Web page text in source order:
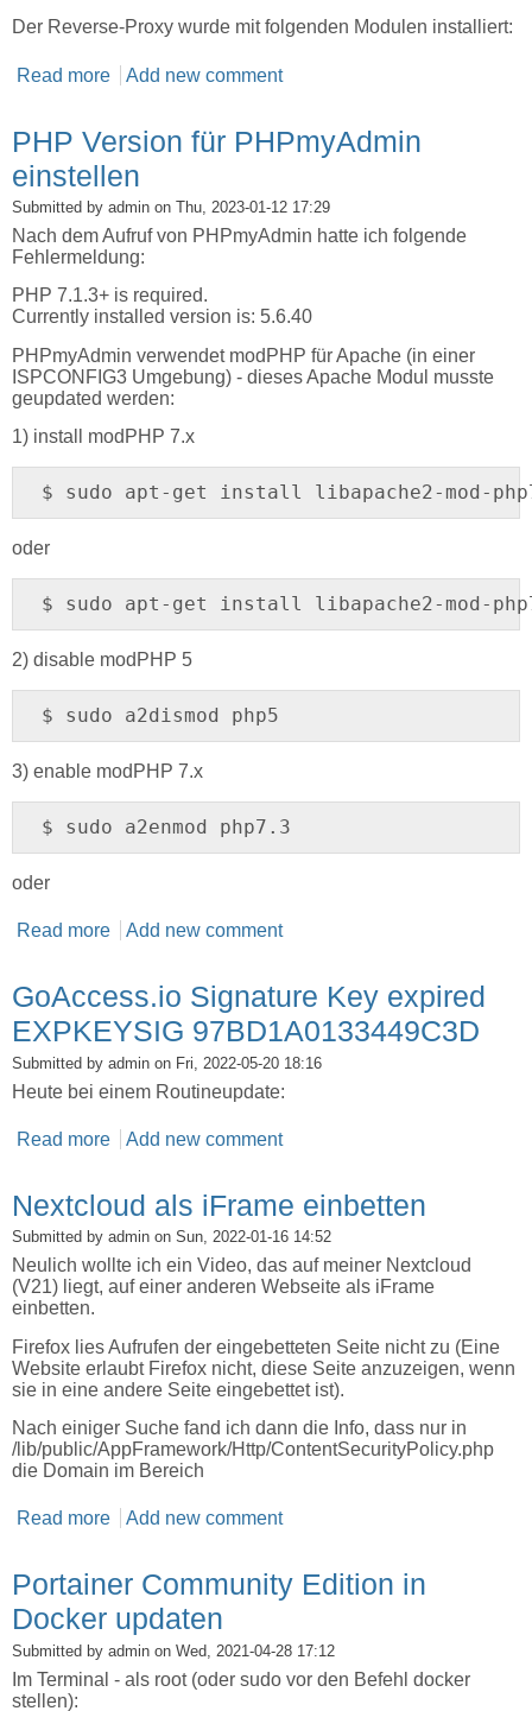
Der Reverse-Proxy wurde mit folgenden Modulen installiert:
Read more about Drupal 7 oder 8 hinter einem Apache
Add new comment
PHP Version für PHPmyAdmin
einstellen
Submitted by admin on Thu, 2023-01-12 17:29
Nach dem Aufruf von PHPmyAdmin hatte ich folgende
Fehlermeldung:
PHP 7.1.3+ is required.
Currently installed version is: 5.6.40
PHPmyAdmin verwendet modPHP für Apache (in einer
ISPCONFIG3 Umgebung) - dieses Apache Modul musste
geupdated werden:
1) install modPHP 7.x
$ sudo apt-get install libapache2-mod-
oder
$ sudo apt-get install libapache2-mod-
2) disable modPHP 5
$ sudo a2dismod php5
3) enable modPHP 7.x
$ sudo a2enmod php7.3
oder
Read more about PHP Version für PHPmyAdmin einstellen
Add new comment
GoAccess.io Signature Key expired
EXPKEYSIG 97BD1A0133449C3D
Submitted by admin on Fri, 2022-05-20 18:16
Heute bei einem Routineupdate:
Read more about GoAccess.io Signature Key expired
Add new comment
Nextcloud als iFrame einbetten
Submitted by admin on Sun, 2022-01-16 14:52
Neulich wollte ich ein Video, das auf meiner Nextcloud
(V21) liegt, auf einer anderen Webseite als iFrame
einbetten.
Firefox lies Aufrufen der eingebetteten Seite nicht zu (Eine
Website erlaubt Firefox nicht, diese Seite anzuzeigen, wenn
sie in eine andere Seite eingebettet ist).
Nach einiger Suche fand ich dann die Info, dass nur in
/lib/public/AppFramework/Http/ContentSecurityPolicy.php
die Domain im Bereich
Read more about Nextcloud als iFrame einbetten
Add new comment
Portainer Community Edition in
Docker updaten
Submitted by admin on Wed, 2021-04-28 17:12
Im Terminal - als root (oder sudo vor den Befehl docker
stellen):